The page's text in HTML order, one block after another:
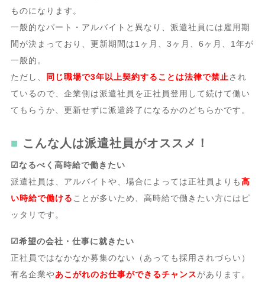
ものになります。
一般的なパート・アルバイトと異なり、派遣社員には雇用期
間が決まっており、更新期間は1ヶ月、3ヶ月、6ヶ月、1年が
一般的。
ただし、
同じ職場で3年以上契約することは法律で禁止され
ているので、企業側は派遣社員を正社員登用して続けて働い
てもらうか、更新せずに派遣終了になるかのどちらかです。
こんな人は派遣社員がオススメ！
☑なるべく高時給で働きたい
派遣社員は、アルバイトや、場合によっては正社員よりも高
い時給で働ける ことが多いため、高時給で働きたい方にはピ
ッタリです。
☑希望の会社・仕事に就きたい
正社員ではなかなか募集のない（あっても採用されづらい）
有名企業やあこがれのお仕事ができるチャンスがあります。